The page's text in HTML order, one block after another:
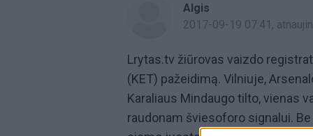
Algis
2017-09-19 07:41 ,
Lrytas.tv žiūrovas vaizdo
(KET) pažeidimą. Vilniuje,
Karaliaus Mindaugo tilto, vienas
raudonam šviesoforo signalui.